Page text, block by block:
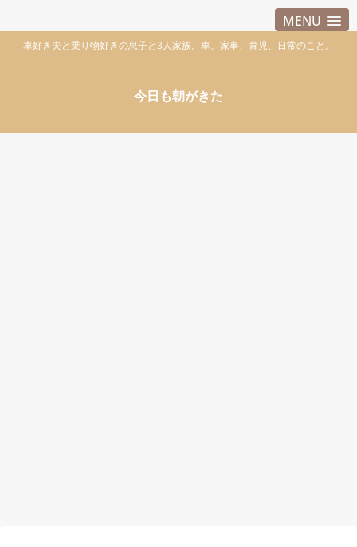
MENU
車好き夫と乗り物好きの息子と3人家族。車、家事、育児、日常のこと。
今日も朝がきた